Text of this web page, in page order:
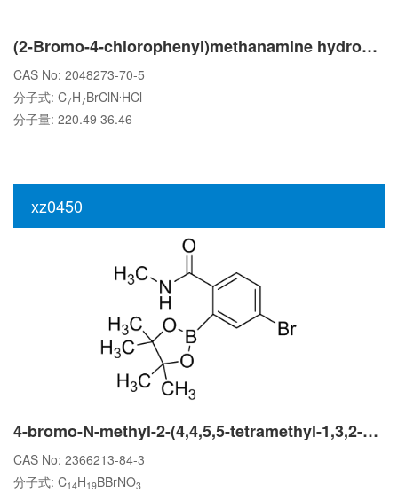
(2-Bromo-4-chlorophenyl)methanamine hydrochloride
CAS No: 2048273-70-5
分子式: C7H7BrClN HCl
分子量: 220.49 36.46
xz0450
4-bromo-N-methyl-2-(4,4,5,5-tetramethyl-1,3,2-dioxaborolan-2-yl)benzamide
CAS No: 2366213-84-3
分子式: C14H19BBrNO3